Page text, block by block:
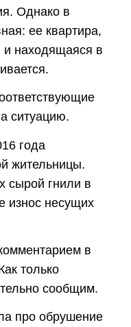
Однако в
ее квартира,
и находящаяся в
ситуацию.
года
жительницы.
сырой гнили в
износ несущих
в
только
сообщим.
про обрушение